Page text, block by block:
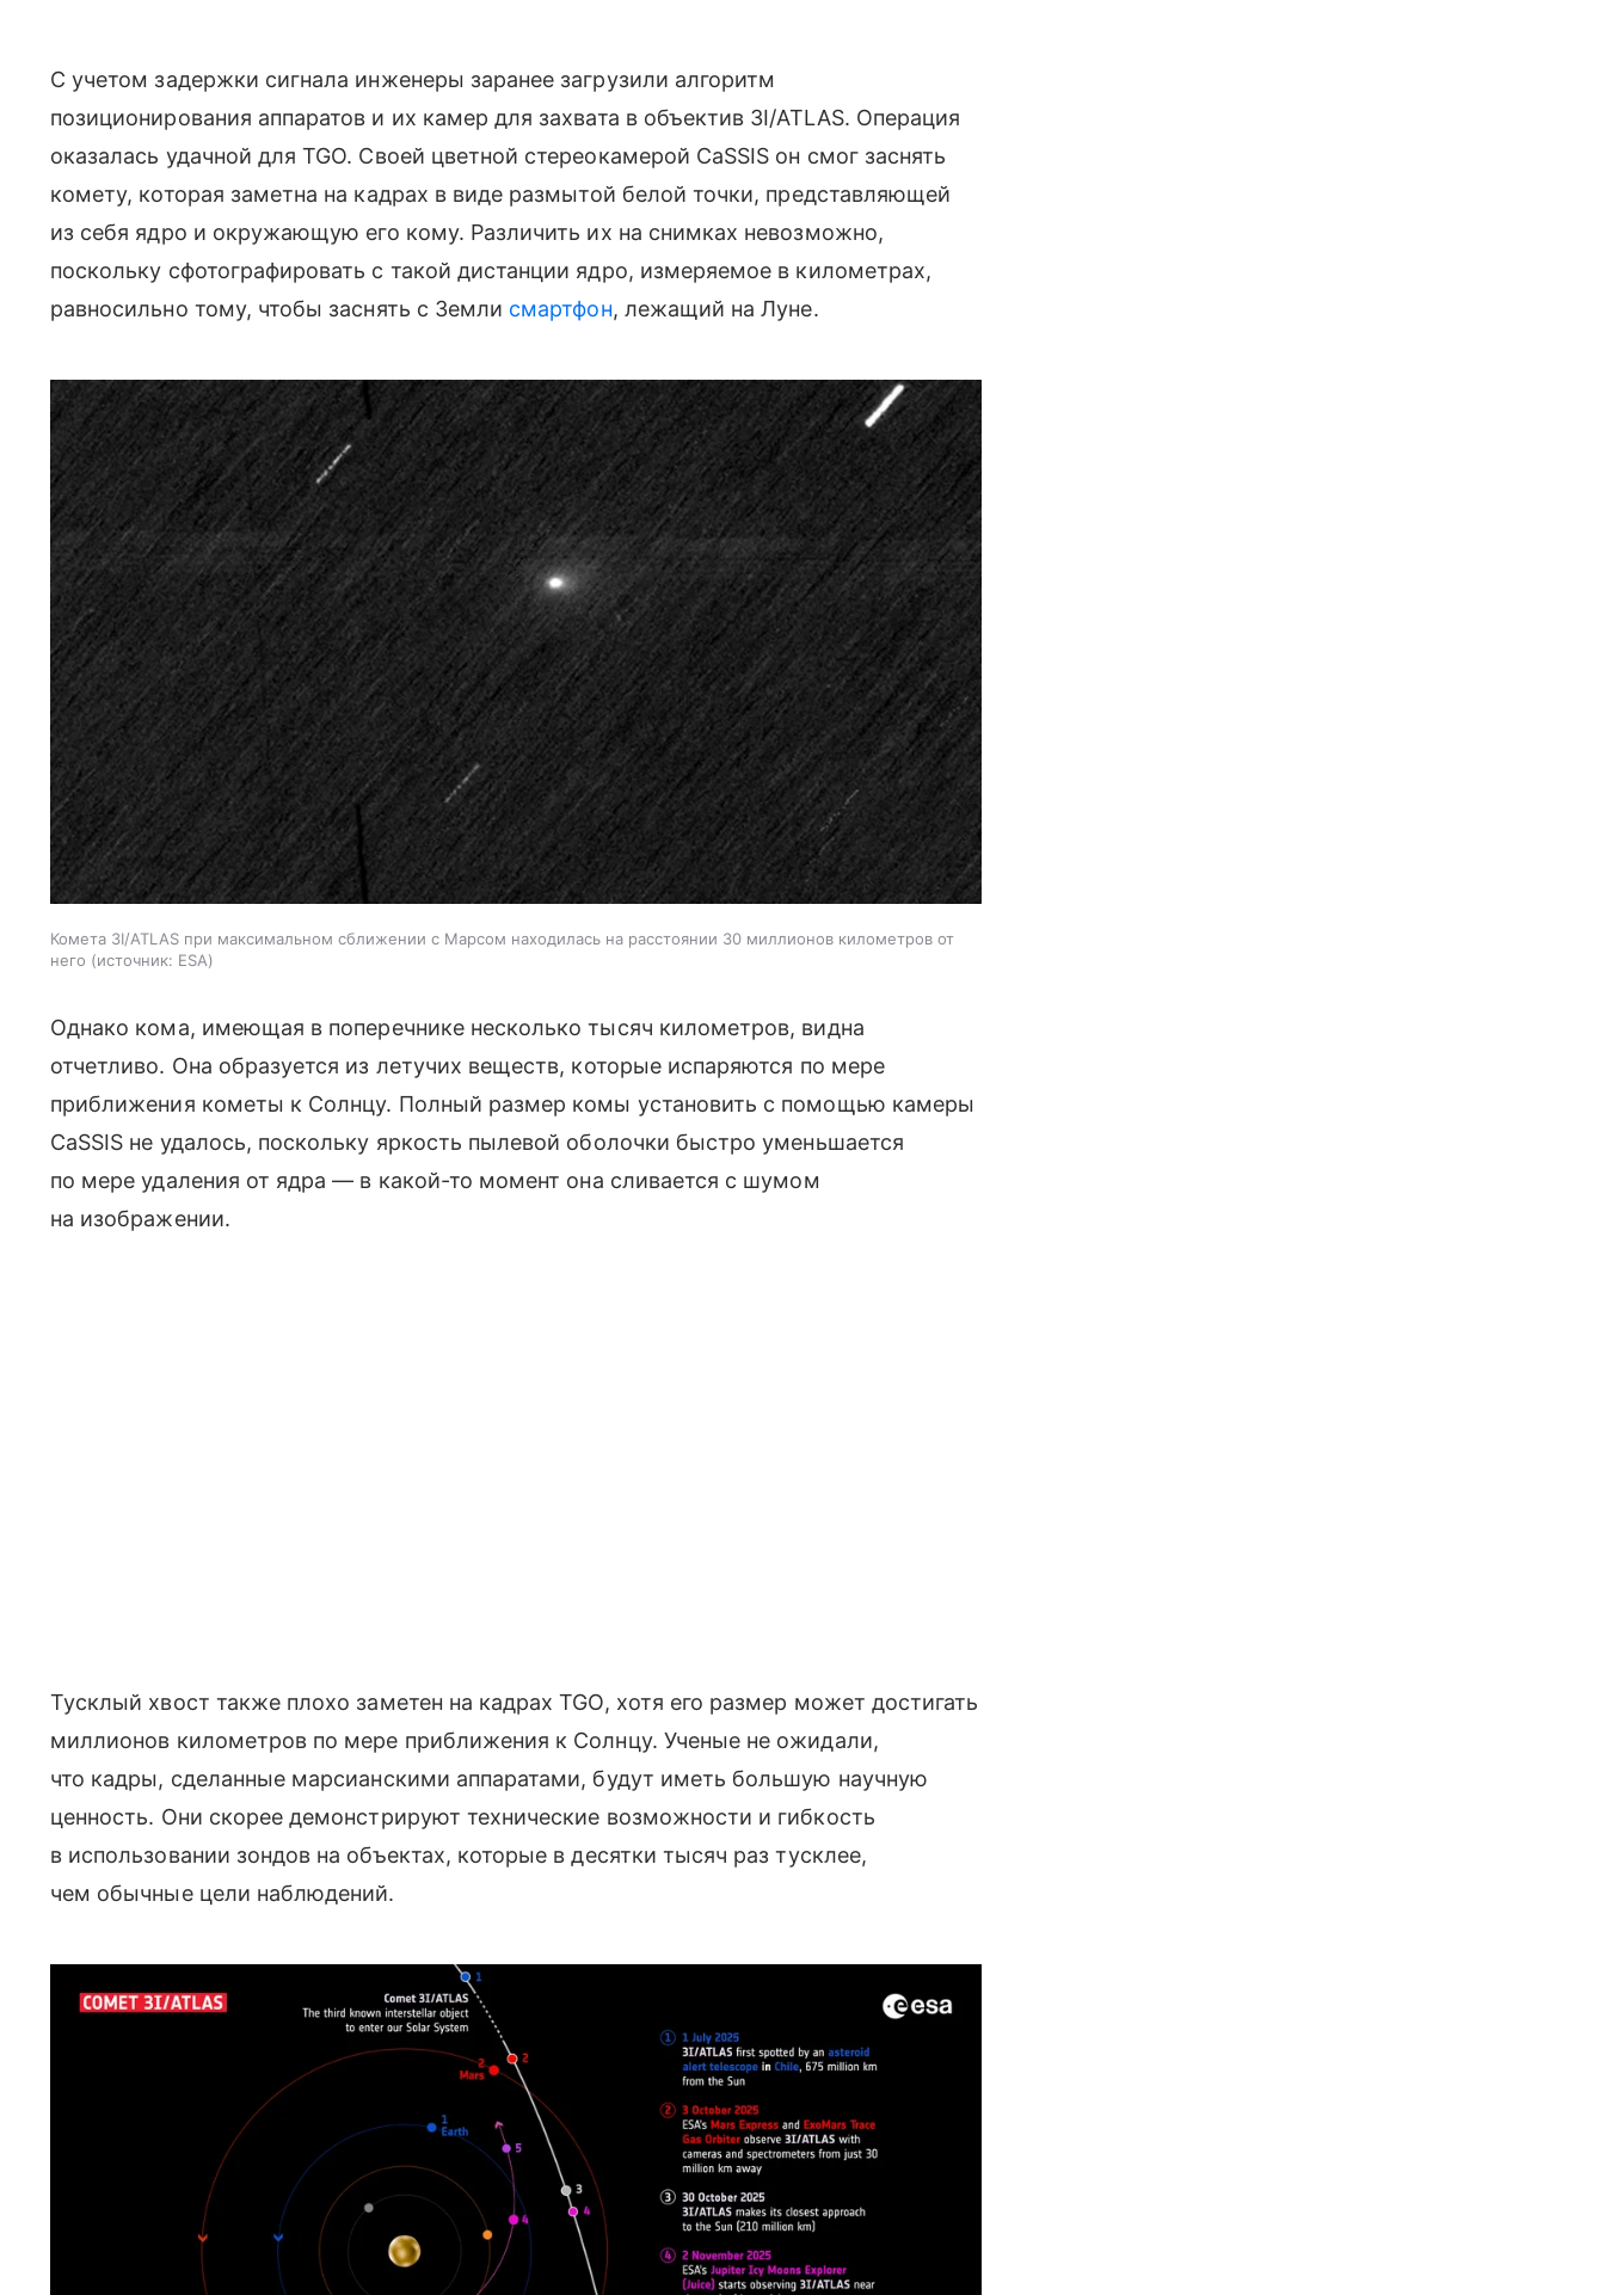
С учетом задержки сигнала инженеры заранее загрузили алгоритм
позиционирования аппаратов и их камер для захвата в объектив 3I/ATLAS. Операция
оказалась удачной для TGO. Своей цветной стереокамерой CaSSIS он смог заснять
комету, которая заметна на кадрах в виде размытой белой точки, представляющей
из себя ядро и окружающую его кому. Различить их на снимках невозможно,
поскольку сфотографировать с такой дистанции ядро, измеряемое в километрах,
равносильно тому, чтобы заснять с Земли смартфон, лежащий на Луне.
Комета 3I/ATLAS при максимальном сближении с Марсом находилась на расстоянии 30 миллионов километров от
него
источник: ESA
Однако кома, имеющая в поперечнике несколько тысяч километров, видна
отчетливо. Она образуется из летучих веществ, которые испаряются по мере
приближения кометы к Солнцу. Полный размер комы установить с помощью камеры
CaSSIS не удалось, поскольку яркость пылевой оболочки быстро уменьшается
по мере удаления от ядра — в какой-то момент она сливается с шумом
на изображении.
Тусклый хвост также плохо заметен на кадрах TGO, хотя его размер может достигать
миллионов километров по мере приближения к Солнцу. Ученые не ожидали,
что кадры, сделанные марсианскими аппаратами, будут иметь большую научную
ценность. Они скорее демонстрируют технические возможности и гибкость
в использовании зондов на объектах, которые в десятки тысяч раз тусклее,
чем обычные цели наблюдений.